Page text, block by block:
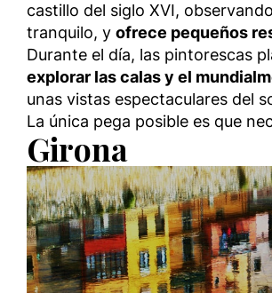
castillo del siglo XVI,
tranquilo, y ofrece pequeños
Durante el día, las pintorescas
explorar las calas y el
unas vistas espectaculares del
La única pega posible es que
Girona